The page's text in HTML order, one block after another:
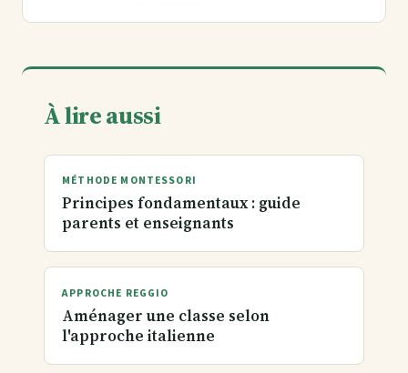
À lire aussi
MÉTHODE MONTESSORI
Principes fondamentaux : guide
parents et enseignants
APPROCHE REGGIO
Aménager une classe selon
l'approche italienne